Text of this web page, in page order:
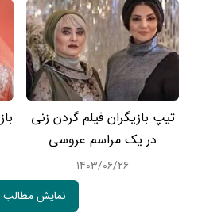
تیپ بازیگران فیلم گردن زنی
در یک مراسم عروسی
۱۴۰۳/۰۶/۲۶
نمایش مطالب